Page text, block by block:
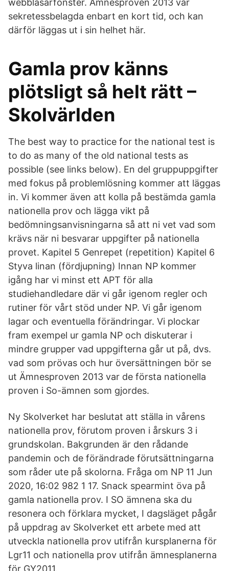
webbläsarfönster. Ämnesproven 2013 var
sekretessbelagda enbart en kort tid, och kan
därför läggas ut i sin helhet här.
Gamla prov känns
plötsligt så helt rätt –
Skolvärlden
The best way to practice for the national test is
to do as many of the old national tests as
possible (see links below). En del gruppuppgifter
med fokus på problemlösning kommer att läggas
in. Vi kommer även att kolla på bestämda gamla
nationella prov och lägga vikt på
bedömningsanvisningarna så att ni vet vad som
krävs när ni besvarar uppgifter på nationella
provet. Kapitel 5 Genrepet (repetition) Kapitel 6
Styva linan (fördjupning) Innan NP kommer
igång har vi minst ett APT för alla
studiehandledare där vi går igenom regler och
rutiner för vårt stöd under NP. Vi går igenom
lagar och eventuella förändringar. Vi plockar
fram exempel ur gamla NP och diskuterar i
mindre grupper vad uppgifterna går ut på, dvs.
vad som prövas och hur översättningen bör se
ut Ämnesproven 2013 var de första nationella
proven i So-ämnen som gjordes.
Ny Skolverket har beslutat att ställa in vårens
nationella prov, förutom proven i årskurs 3 i
grundskolan. Bakgrunden är den rådande
pandemin och de förändrade förutsättningarna
som råder ute på skolorna. Fråga om NP 11 Jun
2020, 16:02 982 1 17. Snack spearmint öva på
gamla nationella prov. I SO ämnena ska du
resonera och förklara mycket, I dagsläget pågår
på uppdrag av Skolverket ett arbete med att
utveckla nationella prov utifrån kursplanerna för
Lgr11 och nationella prov utifrån ämnesplanerna
för GY2011.